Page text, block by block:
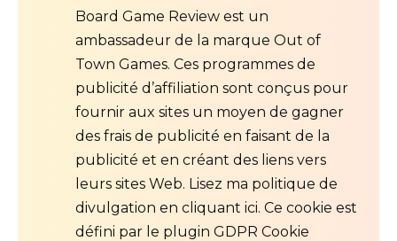
Board Game Review est un
ambassadeur de la marque Out of
Town Games. Ces programmes de
publicité d’affiliation sont conçus pour
fournir aux sites un moyen de gagner
des frais de publicité en faisant de la
publicité et en créant des liens vers
leurs sites Web. Lisez ma politique de
divulgation en cliquant ici. Ce cookie est
défini par le plugin GDPR Cookie